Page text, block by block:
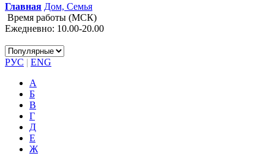
Главная Дом, Семья
Время работы (МСК)
Ежедневно: 10.00-20.00
РУС | ENG
А
Б
В
Г
Д
Е
Ж